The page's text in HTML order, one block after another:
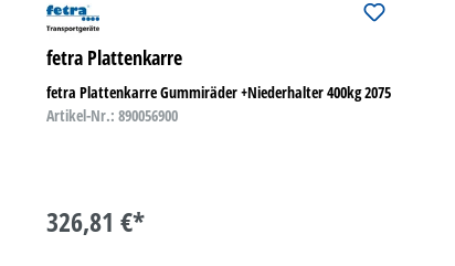
fetra Plattenkarre
fetra Plattenkarre Gummiräder +Niederhalter 400kg 2075
Artikel-Nr.: 890056900
326,81 €*